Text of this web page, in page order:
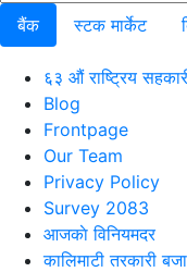
बैंक स्टक मार्केट
६३ औं राष्ट्रिय
Blog
Frontpage
Our Team
Privacy Policy
Survey 2083
आजकाे विनियमदर
कालिमाटी तरकारी